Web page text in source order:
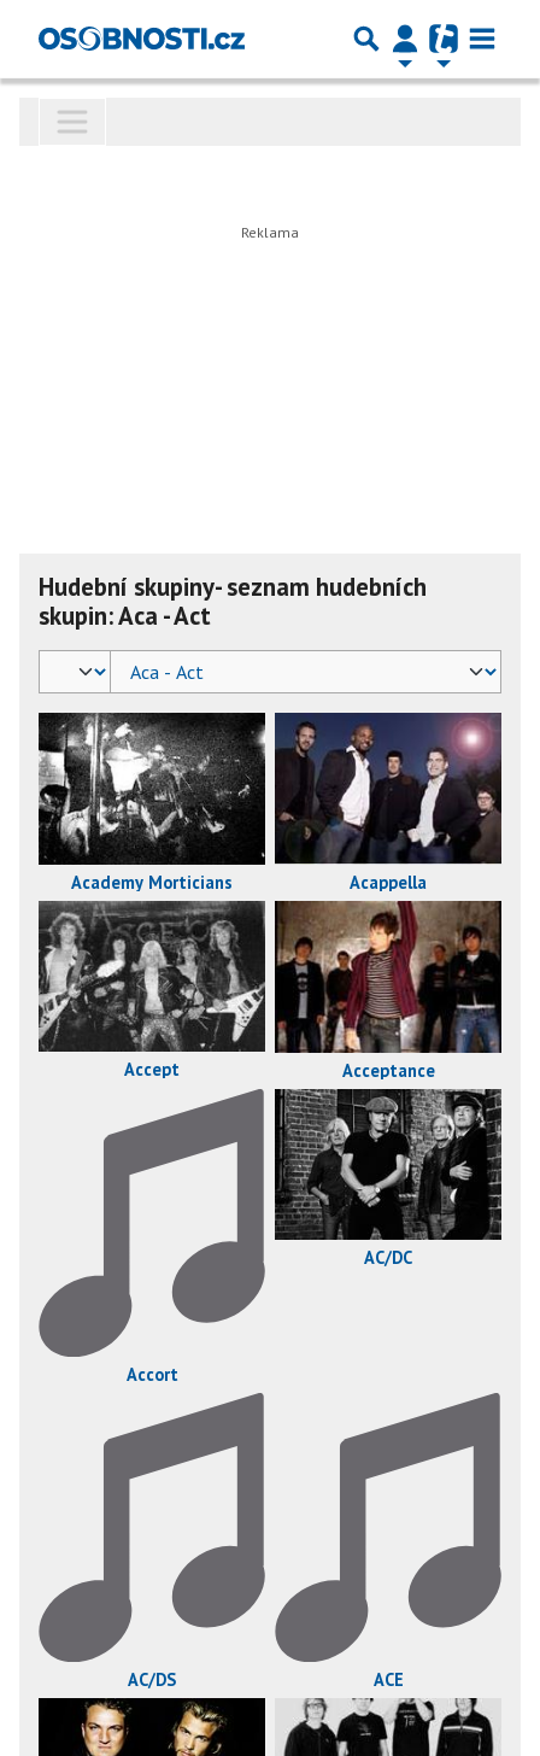
Hudební skupiny- seznam hudebních
skupin: Aca - Act
Academy Morticians Acappella
Accept Acceptance
Accort
AC/DC
AC/DS ACE